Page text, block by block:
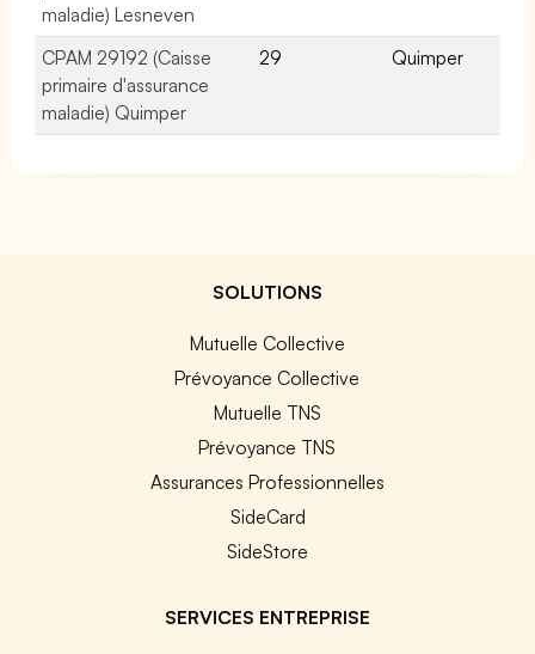
maladie) Lesneven
CPAM 29192 (Caisse
primaire d'assurance
maladie) Quimper
29 Quimper
SOLUTIONS
Mutuelle Collective
Prévoyance Collective
Mutuelle TNS
Prévoyance TNS
Assurances Professionnelles
SideCard
SideStore
SERVICES ENTREPRISE